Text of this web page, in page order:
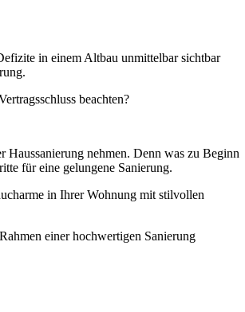
in einem Altbau unmittelbar sichtbar
beachten?
nehmen. Denn was zu Beginn
für eine gelungene Sanierung.
in Ihrer Wohnung mit stilvollen
einer hochwertigen Sanierung